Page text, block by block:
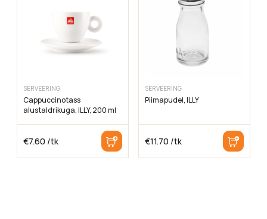
SERVEERING
Cappuccinotass
alustaldrikuga, ILLY, 200 ml
€7.60 /tk
SERVEERING
Piimapudel, ILLY
€11.70 /tk